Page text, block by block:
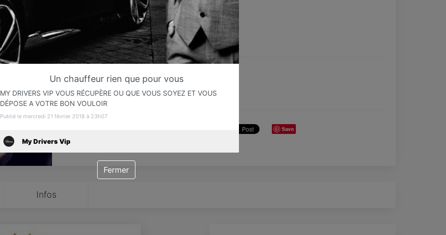
Contacter
Ouvert jusqu'à minuit
Save
Infos
Un chauffeur rien que pour vous
MY DRIVERS VIP VOUS RÉCUPÈRE OU QUE VOUS SOYEZ ET VOUS
DÉPOSE A VOTRE BON VOULOIR
Publié le mercredi 21 février 2018 à 23h07
My Drivers Vip
Fermer